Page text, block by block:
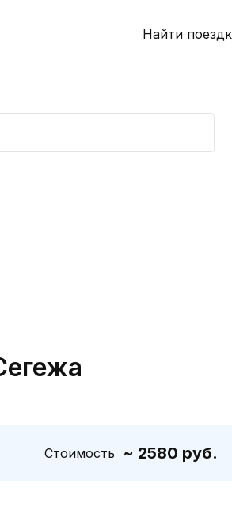
Найти
Стоимость ~ 2580 руб.